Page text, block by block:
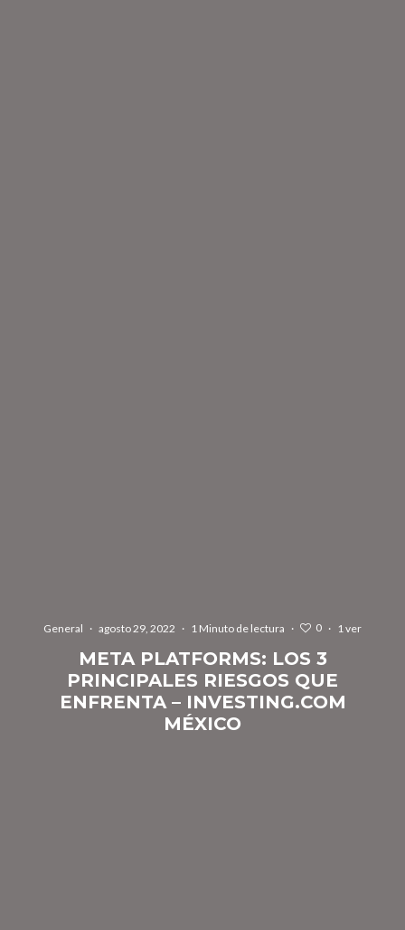
General · agosto 29, 2022 · 1 Minuto de lectura · 0 · 1 ver
META PLATFORMS: LOS 3
PRINCIPALES RIESGOS QUE
ENFRENTA – INVESTING.COM
MÉXICO